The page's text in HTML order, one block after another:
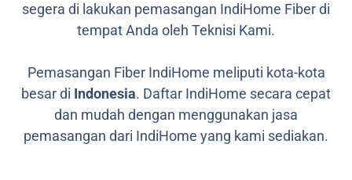
segera di lakukan pemasangan IndiHome Fiber di
tempat Anda oleh Teknisi Kami.
Pemasangan Fiber IndiHome meliputi kota-kota
besar di Indonesia. Daftar IndiHome secara cepat
dan mudah dengan menggunakan jasa
pemasangan dari IndiHome yang kami sediakan.